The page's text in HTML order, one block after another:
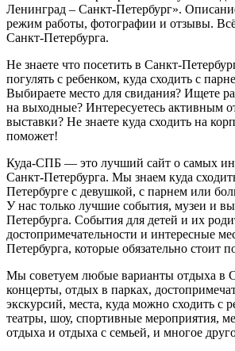
Ленинград – Санкт-Петербург».
режим работы, фотографии и отзывы.
Санкт-Петербурга.
Не знаете что посетить в Санкт-
погулять с ребенком, куда сходить с
Выбираете место для свидания? Ищете
на выходные? Интересуетесь активным
выставки? Не знаете куда сходить на
поможет!
Куда-СПБ — это лучший сайт о самых
Санкт-Петербурга. Мы знаем куда
Петербурге с девушкой, с парнем или
У нас только лучшие события, музеи и
Петербурга. События для детей и их
достопримечательности и интересные
Петербурга, которые обязательно стоит
Мы советуем любые варианты отдыха в
концерты, отдых в парках,
экскурсий, места, куда можно сходить с
театры, шоу, спортивные мероприятия,
отдыха и отдыха с семьей, и многое